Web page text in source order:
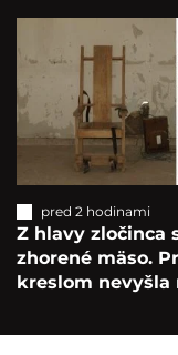
pred 2 hodinami
Z hlavy zločinca
zhorené mäso.
kreslom nevyšla